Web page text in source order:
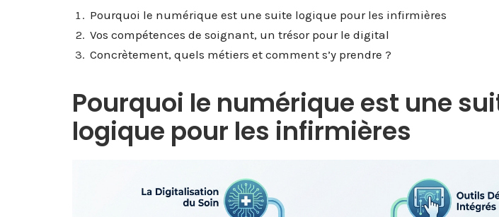
Pourquoi le numérique est une suite logique pour les infirmières
Vos compétences de soignant, un trésor pour le digital
Concrètement, quels métiers et comment s’y prendre ?
Pourquoi le numérique est une
logique pour les infirmières